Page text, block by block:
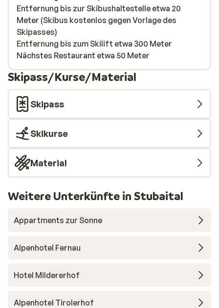
Entfernung bis zur Skibushaltestelle etwa 20
Meter (Skibus kostenlos gegen Vorlage des
Skipasses)
Entfernung bis zum Skilift etwa 300 Meter
Nächstes Restaurant etwa 50 Meter
Skipass/Kurse/Material
Skipass
Skikurse
Material
Weitere Unterkünfte in Stubaital
Appartments zur Sonne
Alpenhotel Fernau
Hotel Mildererhof
Alpenhotel Tirolerhof